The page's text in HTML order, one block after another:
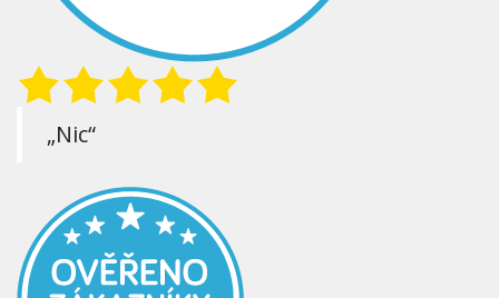
„Nic“